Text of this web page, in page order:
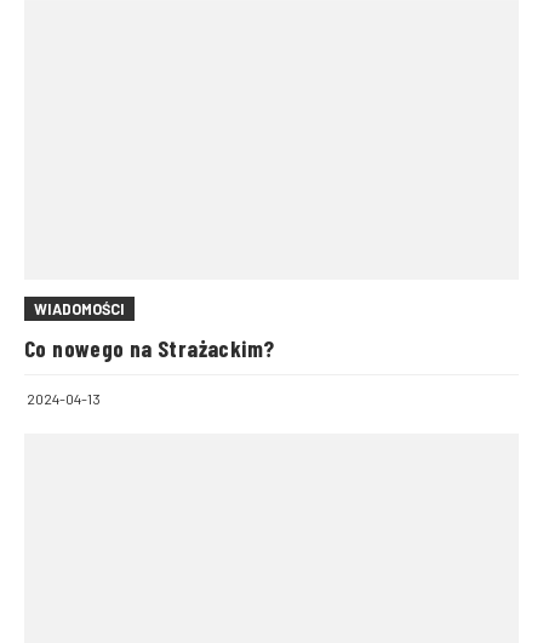
WIADOMOŚCI
Co nowego na Strażackim?
2024-04-13